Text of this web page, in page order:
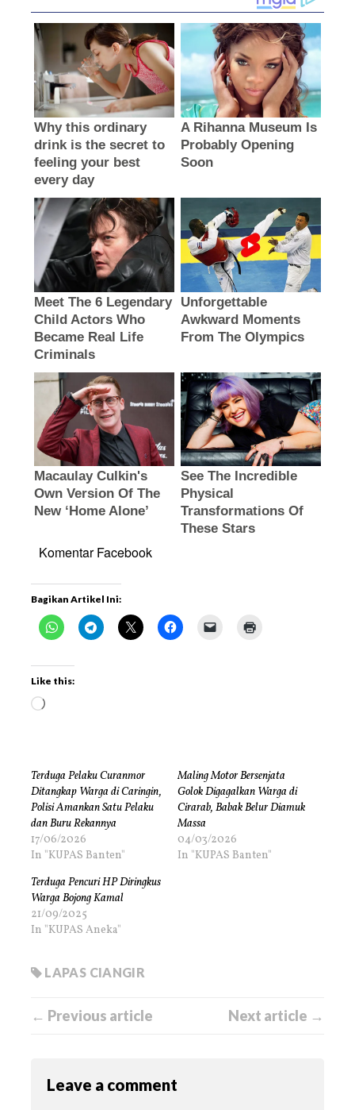
Komentar Facebook
Bagikan Artikel Ini:
Like this:
Terduga Pelaku Curanmor
Ditangkap Warga di Caringin,
Polisi Amankan Satu Pelaku
dan Buru Rekannya
17/06/2026
In "KUPAS Banten"
Maling Motor Bersenjata
Golok Digagalkan Warga di
Cirarab, Babak Belur Diamuk
Massa
04/03/2026
In "KUPAS Banten"
Terduga Pencuri HP Diringkus
Warga Bojong Kamal
21/09/2025
In "KUPAS Aneka"
LAPAS CIANGIR
← Previous article Next article →
Leave a comment